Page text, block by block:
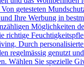
getesteten
Ihre Werbung in
Möglichkeiten
richtige
Durch
regelmässig genutzt
Wählen Sie spezielle